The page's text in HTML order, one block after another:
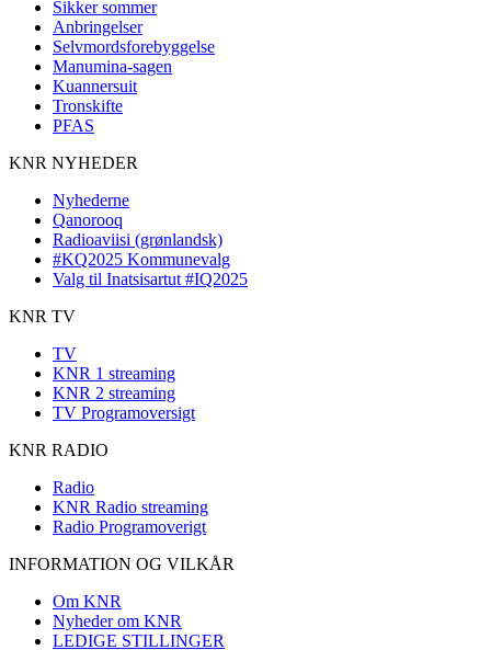
Sikker sommer
Anbringelser
Selvmordsforebyggelse
Manumina-sagen
Kuannersuit
Tronskifte
PFAS
KNR NYHEDER
Nyhederne
Qanorooq
Radioaviisi (grønlandsk)
#KQ2025 Kommunevalg
Valg til Inatsisartut #IQ2025
KNR TV
TV
KNR 1 streaming
KNR 2 streaming
TV Programoversigt
KNR RADIO
Radio
KNR Radio streaming
Radio Programoverigt
INFORMATION OG VILKÅR
Om KNR
Nyheder om KNR
LEDIGE STILLINGER